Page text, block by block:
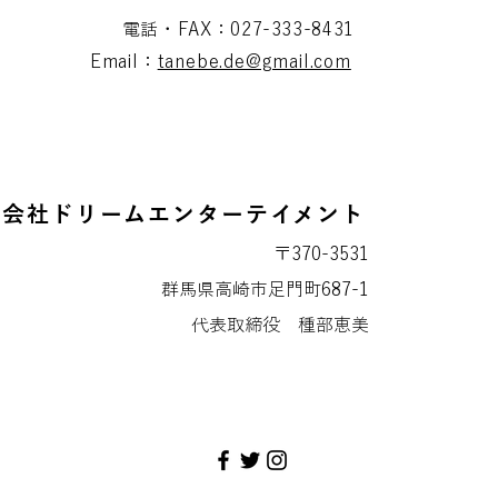
電話・FAX：027-333-8431
Email： tanebe.de@gmail.com
社ドリームエンターテイメント
〒370-3531
群馬県高崎市足門町687-1
代表取締役 種部恵美